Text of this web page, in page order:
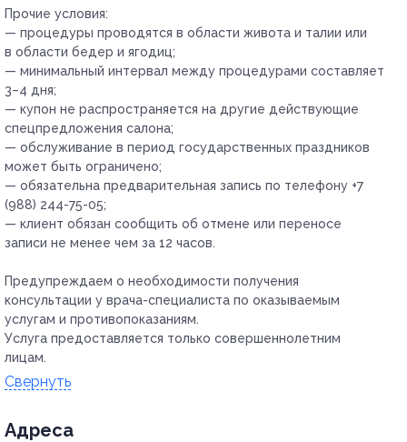
Прочие условия:
— процедуры проводятся в области живота и талии или
в области бедер и ягодиц;
— минимальный интервал между процедурами составляет
3–4 дня;
— купон не распространяется на другие действующие
спецпредложения салона;
— обслуживание в период государственных праздников
может быть ограничено;
— обязательна предварительная запись по телефону +7
(988) 244-75-05;
— клиент обязан сообщить об отмене или переносе
записи не менее чем за 12 часов.
Предупреждаем о необходимости получения
консультации у врача-специалиста по оказываемым
услугам и противопоказаниям.
Услуга предоставляется только совершеннолетним
лицам.
Свернуть
Адресa